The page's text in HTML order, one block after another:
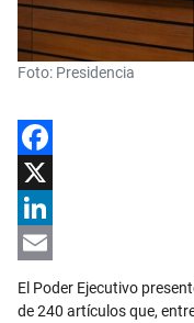
Foto: Presidencia
Facebook
X
LinkedIn
Email
El Poder Ejecutivo
de 240 artículos que,